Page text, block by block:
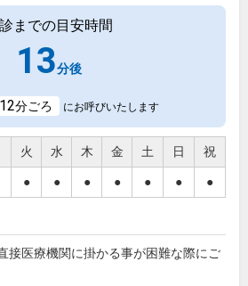
までの目安時間
13分後
12分ごろ にお呼びいたします
火 水 木 金 土 日 祝
● ● ● ● ● ● ●
接医療機関に掛かる事が困難な際にご